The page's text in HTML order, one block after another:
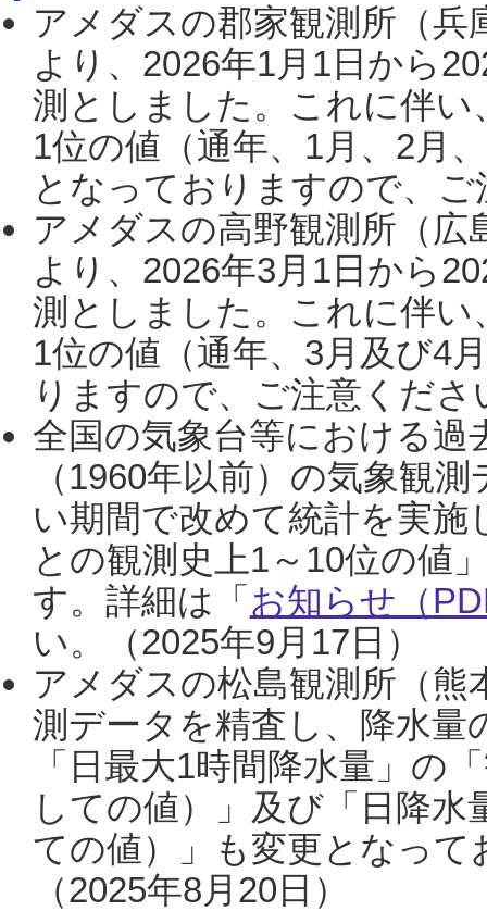
アメダスの郡家観測所（
より、2026年1月1日から
測としました。これに伴い
1位の値（通年、1月、2月
となっておりますので、
アメダスの高野観測所（
より、2026年3月1日から
測としました。これに伴い
1位の値（通年、3月及び4
りますので、ご注意くだ
全国の気象台等における過
（1960年以前）の気象観
い期間で改めて統計を実
との観測史上1～10位の値
す。詳細は「 お知らせ（
い。（2025年9月17日）
アメダスの松島観測所（熊
測データを精査し、降水
「日最大1時間降水量」の
しての値）」及び「日降
ての値）」も変更となっ
（2025年8月20日）